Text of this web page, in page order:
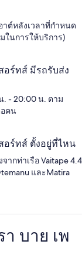
าต์หลังเวลาที่กำหนด
ในการให้บริการ)
อร์ทส์ มีรถรับส่ง
. - 20:00 น. ตาม
อคน
อร์ทส์ ตั้งอยู่ที่ไหน
ากท่าเรือ Vaitape 4.4
และMatira
บาย เพ